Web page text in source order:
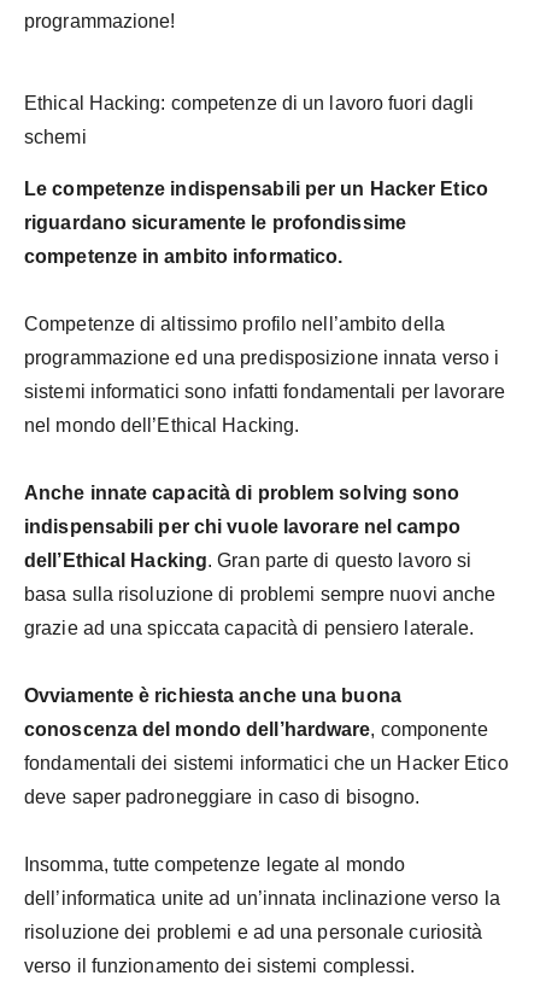
programmazione!
Ethical Hacking: competenze di un lavoro fuori dagli
schemi
Le competenze indispensabili per un Hacker Etico
riguardano sicuramente le profondissime
competenze in ambito informatico.
Competenze di altissimo profilo nell’ambito della
programmazione ed una predisposizione innata verso i
sistemi informatici sono infatti fondamentali per lavorare
nel mondo dell’Ethical Hacking.
Anche innate capacità di problem solving sono
indispensabili per chi vuole lavorare nel campo
dell’Ethical Hacking. Gran parte di questo lavoro si
basa sulla risoluzione di problemi sempre nuovi anche
grazie ad una spiccata capacità di pensiero laterale.
Ovviamente è richiesta anche una buona
conoscenza del mondo dell’hardware, componente
fondamentali dei sistemi informatici che un Hacker Etico
deve saper padroneggiare in caso di bisogno.
Insomma, tutte competenze legate al mondo
dell’informatica unite ad un’innata inclinazione verso la
risoluzione dei problemi e ad una personale curiosità
verso il funzionamento dei sistemi complessi.